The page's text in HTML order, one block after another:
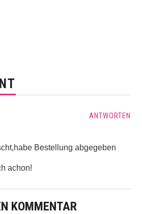
ANTWORTEN
Bestellung abgegeben
achon!
KOMMENTAR